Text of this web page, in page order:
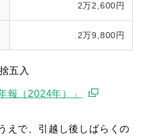
2万2,600円
2万9,800円
五入
報（2024年）」
えで、引越し後しばらくの